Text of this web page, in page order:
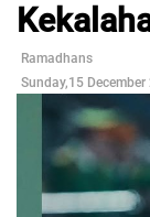
Ramadhans
Sunday,15